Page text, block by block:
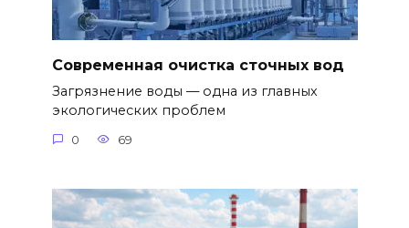
Современная очистка сточных вод
Загрязнение воды — одна из главных
экологических проблем
0 69